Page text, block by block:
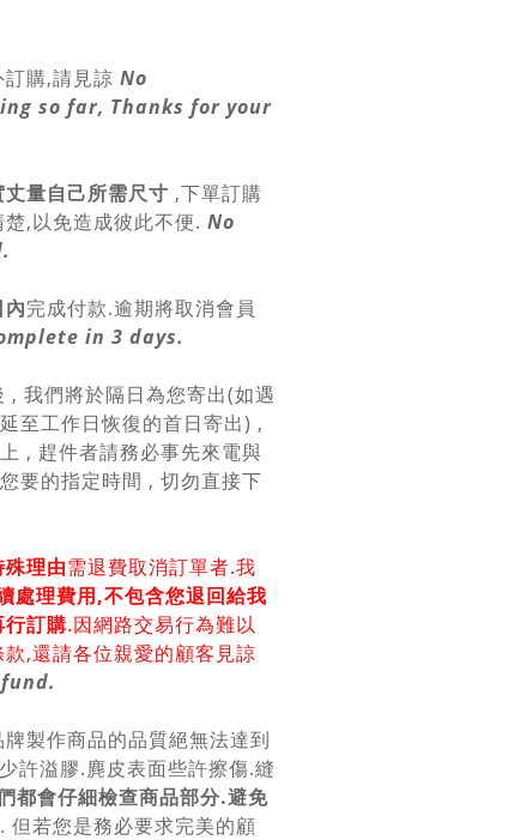
購,請見諒 No
so far, Thanks for your
丈量自己所需尺寸 ,下單訂購
,以免造成彼此不便. No
完成付款.逾期將取消會員
in 3 days.
們將於隔日為您寄出(如遇
至工作日恢復的首日寄出) ,
, 趕件者請務必事先來電與
要的指定時間 , 切勿直接下
理由需退費取消訂單者.我
處理費用,不包含您退回給我
訂購.因網路交易行為難以
,還請各位親愛的顧客見諒
製作商品的品質絕無法達到
許溢膠.麂皮表面些許擦傷.縫
都會仔細檢查商品部分.避免
. 但若您是務必要求完美的顧